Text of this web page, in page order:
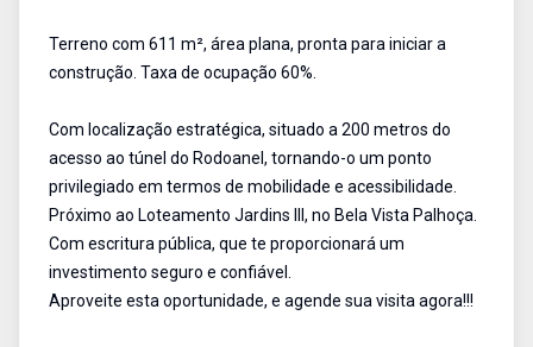
Terreno com 611 m², área plana, pronta para iniciar a
construção. Taxa de ocupação 60%.
Com localização estratégica, situado a 200 metros do
acesso ao túnel do Rodoanel, tornando-o um ponto
privilegiado em termos de mobilidade e acessibilidade.
Próximo ao Loteamento Jardins III, no Bela Vista Palhoça.
Com escritura pública, que te proporcionará um
investimento seguro e confiável.
Aproveite esta oportunidade, e agende sua visita agora!!!